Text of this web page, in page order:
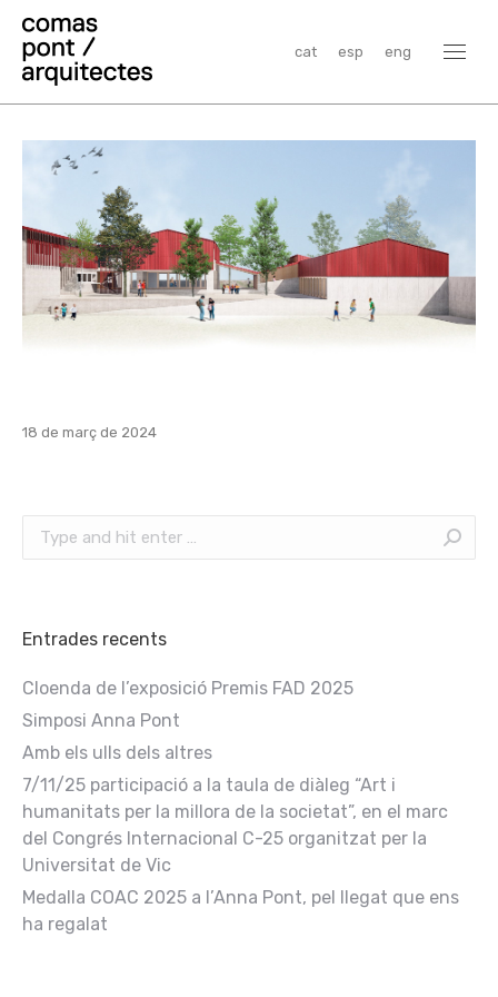
cat esp eng
18 de març de 2024
Search:
Entrades recents
Cloenda de l’exposició Premis FAD 2025
Simposi Anna Pont
Amb els ulls dels altres
7/11/25 participació a la taula de diàleg “Art i
humanitats per la millora de la societat”, en el marc
del Congrés Internacional C-25 organitzat per la
Universitat de Vic
Medalla COAC 2025 a l’Anna Pont, pel llegat que ens
ha regalat